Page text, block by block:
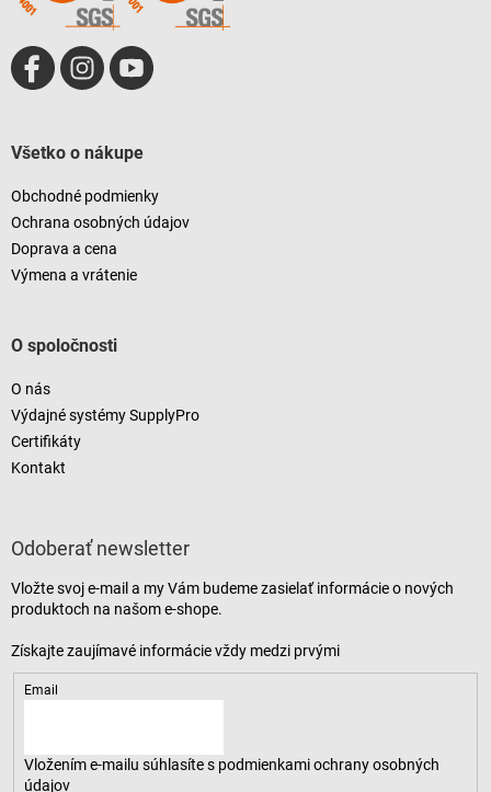
Všetko o nákupe
Obchodné podmienky
Ochrana osobných údajov
Doprava a cena
Výmena a vrátenie
O spoločnosti
O nás
Výdajné systémy SupplyPro
Certifikáty
Kontakt
Odoberať newsletter
Vložte svoj e-mail a my Vám budeme zasielať informácie o nových
produktoch na našom e-shope.
Email
Vložením e-mailu súhlasíte s podmienkami ochrany osobných
údajov